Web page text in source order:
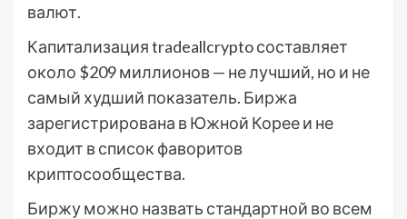
валют.
Капитализация tradeallcrypto составляет
около $209 миллионов — не лучший, но и не
самый худший показатель. Биржа
зарегистрирована в Южной Корее и не
входит в список фаворитов
криптосообщества.
Биржу можно назвать стандартной во всем